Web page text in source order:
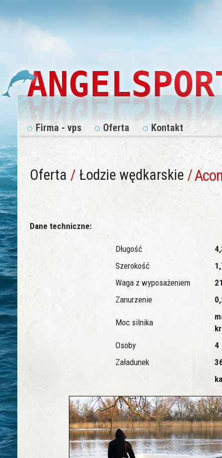
Firma - vps Oferta Kontakt
Oferta/ Łodzie wędkarskie/
Dane techniczne:
Długość
Szerokość
Waga z wyposażeniem
Zanurzenie
Moc silnika
Osoby
4
Załadunek